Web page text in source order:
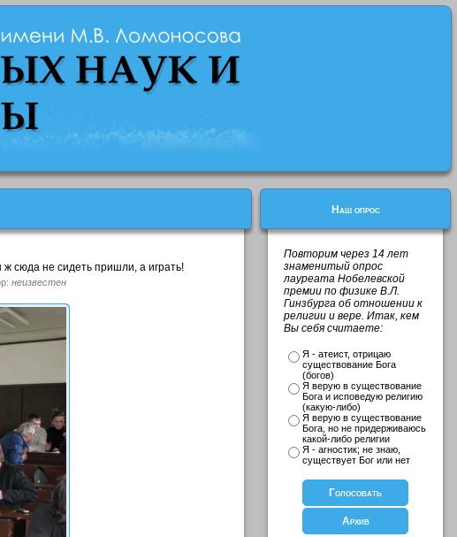
сюда не сидеть пришли, а играть!
неизвестен
Наш опрос
Повторим через 14 лет
знаменитый опрос
лауреата Нобелевской
премии по физике В.Л.
Гинзбурга об отношении к
религии и вере. Итак, кем
Вы себя считаете:
Я - атеист, отрицаю
существование Бога
(богов)
Я верую в существование
Бога и исповедую религию
(какую-либо)
Я верую в существование
Бога, но не придерживаюсь
какой-либо религии
Я - агностик; не знаю,
существует Бог или нет